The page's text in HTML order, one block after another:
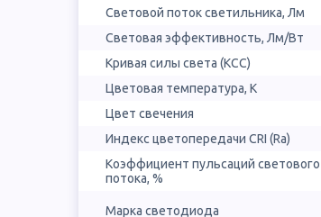
Световой поток светильника, Лм
Световая эффективность, Лм/Вт
Кривая силы света (КСС)
Цветовая температура, К
Цвет свечения
Индекс цветопередачи CRI (Ra)
Коэффициент пульсаций светового
потока, %
Марка светодиода